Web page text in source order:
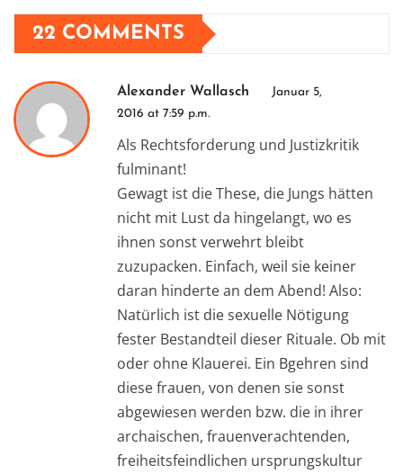
22 COMMENTS
Alexander Wallasch
Januar 5,
2016 at 7:59 p.m.
Als Rechtsforderung und Justizkritik
fulminant!
Gewagt ist die These, die Jungs hätten
nicht mit Lust da hingelangt, wo es
ihnen sonst verwehrt bleibt
zuzupacken. Einfach, weil sie keiner
daran hinderte an dem Abend! Also:
Natürlich ist die sexuelle Nötigung
fester Bestandteil dieser Rituale. Ob mit
oder ohne Klauerei. Ein Bgehren sind
diese frauen, von denen sie sonst
abgewiesen werden bzw. die in ihrer
archaischen, frauenverachtenden,
freiheitsfeindlichen ursprungskultur